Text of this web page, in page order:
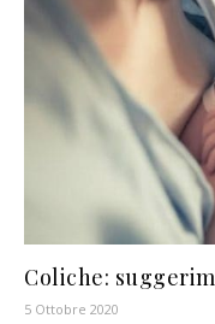
Coliche:
5 Ottobre 2020